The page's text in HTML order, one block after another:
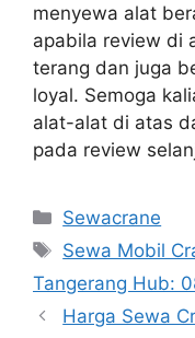
menyewa alat
apabila review di
terang dan juga
loyal. Semoga
alat-alat di atas
pada review
Categories
Sewacrane
Tags
Sewa Mobil
Tangerang Hub:
Harga Sewa